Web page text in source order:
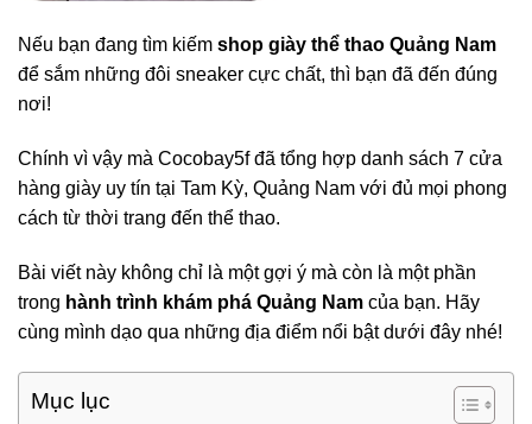
Nếu bạn đang tìm kiếm shop giày thể thao Quảng Nam
để sắm những đôi sneaker cực chất, thì bạn đã đến đúng
nơi!
Chính vì vậy mà Cocobay5f đã tổng hợp danh sách 7 cửa
hàng giày uy tín tại Tam Kỳ, Quảng Nam với đủ mọi phong
cách từ thời trang đến thể thao.
Bài viết này không chỉ là một gợi ý mà còn là một phần
trong hành trình khám phá Quảng Nam của bạn. Hãy
cùng mình dạo qua những địa điểm nổi bật dưới đây nhé!
Mục lục